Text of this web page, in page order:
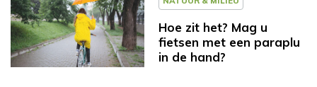
Hoe zit het? Mag u
fietsen met een paraplu
in de hand?